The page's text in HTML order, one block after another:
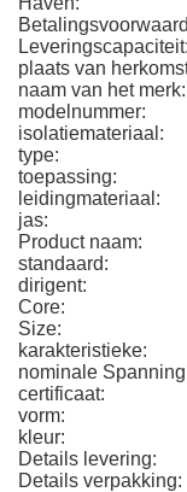
Leveringscapaciteit:
plaats van
naam van het merk:
modelnummer:
isolatiemateriaal:
type:
toepassing:
leidingmateriaal:
jas:
Product naam:
standaard:
dirigent:
Core:
Size:
karakteristieke:
nominale
certificaat:
vorm:
kleur:
Details levering:
Details verpakking: